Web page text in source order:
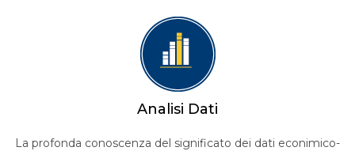
Analisi Dati
La profonda conoscenza del significato dei dati econimico-